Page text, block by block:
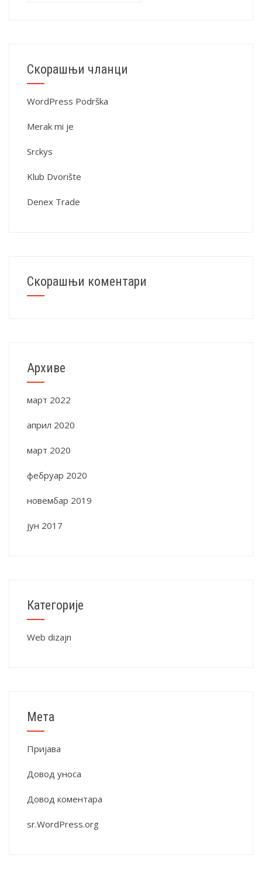
Скорашњи чланци
WordPress Podrška
Merak mi je
Srckys
Klub Dvorište
Denex Trade
Скорашњи коментари
Архиве
март 2022
април 2020
март 2020
фебруар 2020
новембар 2019
јун 2017
Категорије
Web dizajn
Мета
Пријава
Довод уноса
Довод коментара
sr.WordPress.org